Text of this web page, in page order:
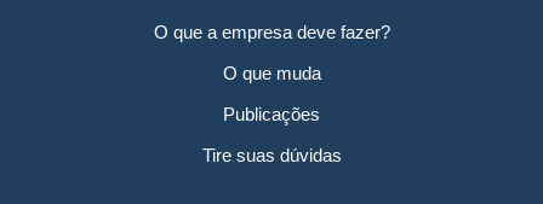
O que a empresa deve fazer?
O que muda
Publicações
Tire suas dúvidas